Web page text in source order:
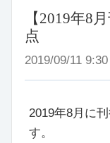
【2019年8
点
2019/09/11 9:30
2019年8月に
す。